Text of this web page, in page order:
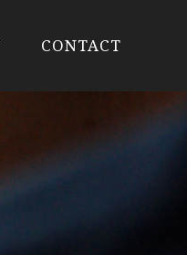
CONTACT